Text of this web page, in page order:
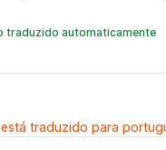
traduzido automaticamente
traduzido para